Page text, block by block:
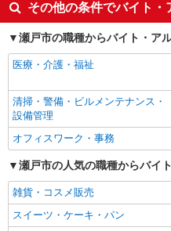
交通費支給
その他の条件でバイト
瀬戸市の職種からバイト・ア
医療・介護・福祉
清掃・警備・ビルメンテナンス・
設備管理
オフィスワーク・事務
瀬戸市の人気の職種からバイ
雑貨・コスメ販売
スイーツ・ケーキ・パン